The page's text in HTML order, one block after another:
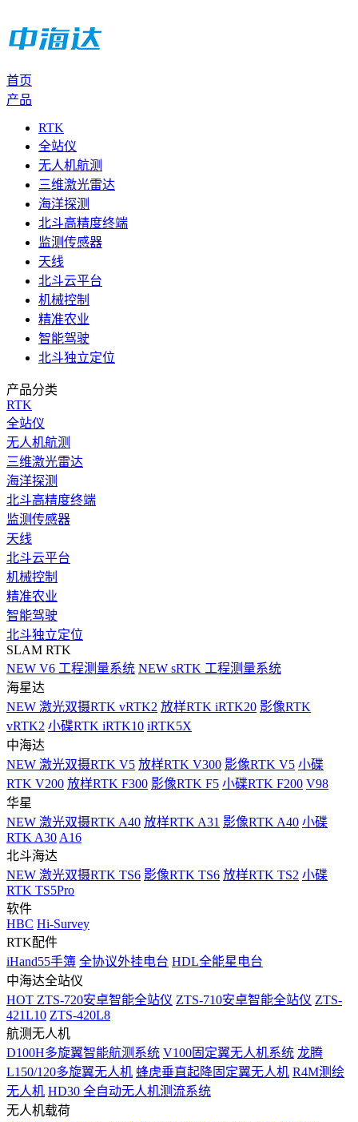
首页
产品
RTK
全站仪
无人机航测
三维激光雷达
海洋探测
北斗高精度终端
监测传感器
天线
北斗云平台
机械控制
精准农业
智能驾驶
北斗独立定位
产品分类
RTK
全站仪
无人机航测
三维激光雷达
海洋探测
北斗高精度终端
监测传感器
天线
北斗云平台
机械控制
精准农业
智能驾驶
北斗独立定位
SLAM RTK
NEW V6 工程测量系统 NEW sRTK 工程测量系统
海星达
NEW 激光双摄RTK vRTK2 放样RTK iRTK20 影像RTK
vRTK2 小碟RTK iRTK10 iRTK5X
中海达
NEW 激光双摄RTK V5 放样RTK V300 影像RTK V5 小碟
RTK V200 放样RTK F300 影像RTK F5 小碟RTK F200 V98
华星
NEW 激光双摄RTK A40 放样RTK A31 影像RTK A40 小碟
RTK A30 A16
北斗海达
NEW 激光双摄RTK TS6 影像RTK TS6 放样RTK TS2 小碟
RTK TS5Pro
软件
HBC Hi-Survey
RTK配件
iHand55手簿 全协议外挂电台 HDL全能星电台
中海达全站仪
HOT ZTS-720安卓智能全站仪 ZTS-710安卓智能全站仪 ZTS-
421L10 ZTS-420L8
航测无人机
D100H多旋翼智能航测系统 V100固定翼无人机系统 龙腾
L150/120多旋翼无人机 蜂虎垂直起降固定翼无人机 R4M测绘
无人机 HD30 全自动无人机测流系统
无人机载荷